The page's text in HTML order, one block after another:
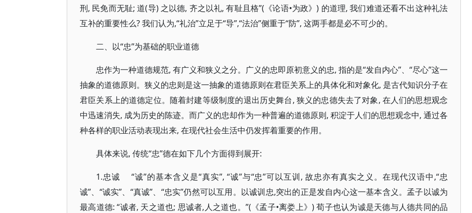
刑, 民免而无耻; 道(导) 之以德, 齐之以礼, 有耻且格”(《论语•为政》) 的道理, 我们难道还看不出这种礼法
互补的重要性么? 我们认为,“礼治”立足于“导”,“法治”侧重于“防”, 这两手都是必不可少的。
二、以“忠”为基础的职业道德
忠作为一种道德规范, 有广义和狭义之分。广义的忠即原初意义的忠, 指的是“发自内心”、“尽心”这一
抽象的道德原则。狭义的忠则是这一抽象的道德原则在君臣关系上的具体化和对象化, 是古代知识分子在
君臣关系上的道德定位。随着封建等级制度的退出历史舞台, 狭义的忠德失去了对象, 在人们的思想观念
中迅速消失, 成为历史的陈迹。而广义的忠却作为一种普遍的道德原则, 积淀于人们的思想观念中, 通过各
种各样的职业活动表现出来, 在现代社会生活中仍发挥着重要的作用。
具体来说, 传统“忠”德在如下几个方面得到展开:
1.忠诚 “诚”的基本含义是“真实”, “诚”与“忠”可以互训, 故忠亦有真实之义。在现代汉语中,“忠
诚”、“诚实”、“真诚”、“忠实”仍然可以互用。以诚训忠,突出的正是发自内心这一基本含义。孟子以诚为
最高道德: “诚者, 天之道也; 思诚者,人之道也。”(《孟子•离娄上》) 荀子也认为诚是天德与人德共同的品